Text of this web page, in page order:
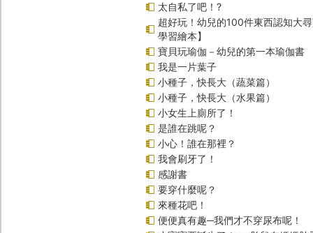
太自私了吧！?
超好玩！幼兒的100件東西認知大
學習繪本】
寶貝玩瑜伽－幼兒的第一本瑜伽書
我是一片葉子
小種子，快長大（蔬菜篇）
小種子，快長大（水果篇）
小女生上廁所了！
是誰在跳呢？
小心！誰在那裡？
我會刷牙了！
感謝書
要穿什麼呢？
來種花吧！
便便真有趣─我們才不穿尿布呢！